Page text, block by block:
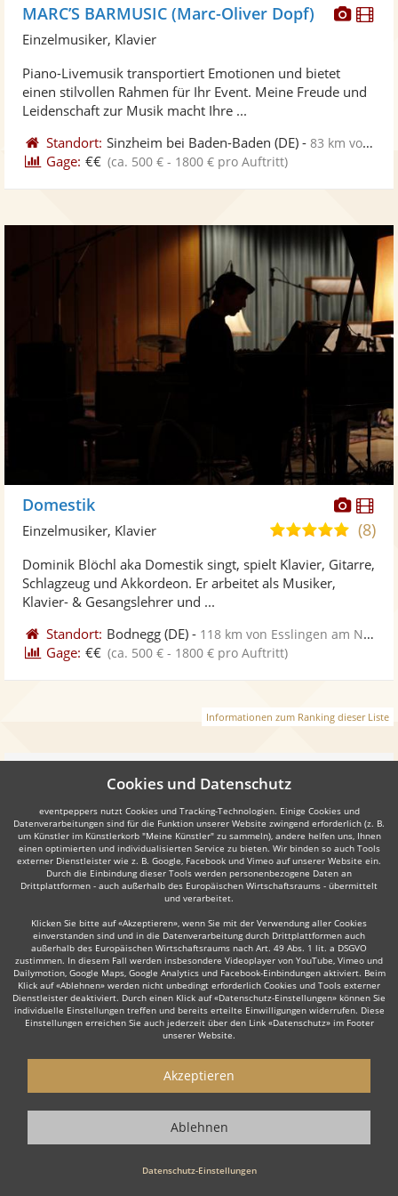
MARC’S BARMUSIC (Marc-Oliver Dopf)
Einzelmusiker, Klavier
Piano-Livemusik transportiert Emotionen und bietet
einen stilvollen Rahmen für Ihr Event. Meine Freude und
Leidenschaft zur Musik macht Ihre ...
Standort: Sinzheim bei Baden-Baden (DE) -83 km von Esslingen am Neckar
Gage: €€ (ca. 500 € - 1800 € pro Auftritt)
Fotos
Domestik
5,0
5
(8)
Einzelmusiker, Klavier
Dominik Blöchl aka Domestik singt, spielt Klavier, Gitarre,
Schlagzeug und Akkordeon. Er arbeitet als Musiker,
Klavier- & Gesangslehrer und ...
Standort: Bodnegg (DE) - 118 km von Esslingen am Neckar
Gage: €€ (ca. 500 € - 1800 € pro Auftritt)
Informationen zum Ranking dieser Liste
Weiter
Auch interessant:
Organist Moderator Musicalsänger Redner/
Starten Sie mit dem Button 'Kostenlos anfragen' eine Anfrage an die für
Sie interessanten Solomusiker - also z. B. bestimmte Pianisten. Diesen
Button finden Sie auf den jeweiligen Künstler-Profil-Seiten der Musiker.
Cookies und Datenschutz
eventpeppers nutzt Cookies und Tracking-Technologien. Einige Cookies und
Datenverarbeitungen sind für die Funktion unserer Website zwingend erforderlich (z. B.
um Künstler im Künstlerkorb "Meine Künstler" zu sammeln), andere helfen uns, Ihnen
einen optimierten und individualisierten Service zu bieten. Wir binden so auch Tools
externer Dienstleister wie z. B. Google, Facebook und Vimeo auf unserer Website ein.
Durch die Einbindung dieser Tools werden personenbezogene Daten an
Drittplattformen - auch außerhalb des Europäischen Wirtschaftsraums - übermittelt
und verarbeitet.
Klicken Sie bitte auf «Akzeptieren», wenn Sie mit der Verwendung aller Cookies
einverstanden sind und in die Datenverarbeitung durch Drittplattformen auch
außerhalb des Europäischen Wirtschaftsraums nach Art. 49 Abs. 1 lit. a DSGVO
zustimmen. In diesem Fall werden insbesondere Videoplayer von YouTube, Vimeo und
Dailymotion, Google Maps, Google Analytics und Facebook-Einbindungen aktiviert. Beim
Klick auf «Ablehnen» werden nicht unbedingt erforderlich Cookies und Tools externer
Dienstleister deaktiviert. Durch einen Klick auf «Datenschutz-Einstellungen» können Sie
individuelle Einstellungen treffen und bereits erteilte Einwilligungen widerrufen. Diese
Einstellungen erreichen Sie auch jederzeit über den Link «Datenschutz» im Footer
unserer Website.
Datenschutz-Einstellungen
Akzeptieren
Ablehnen